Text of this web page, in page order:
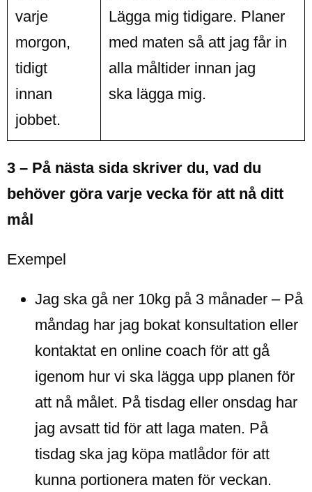
varje
morgon,
tidigt
innan
jobbet.
Lägga mig tidigare. Planer
med maten så att jag får in
alla måltider innan jag
ska lägga mig.
3 – På nästa sida skriver du, vad du
behöver göra varje vecka för att nå ditt
mål
Exempel
Jag ska gå ner 10kg på 3 månader – På
måndag har jag bokat konsultation eller
kontaktat en online coach för att gå
igenom hur vi ska lägga upp planen för
att nå målet. På tisdag eller onsdag har
jag avsatt tid för att laga maten. På
tisdag ska jag köpa matlådor för att
kunna portionera maten för veckan.